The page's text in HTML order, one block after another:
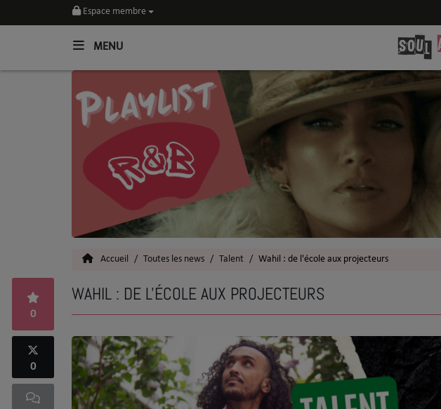
Espace membre
MENU
Toutes les News
SOUL CULTURE
Talents
Top 5
SOUL ADDICT PLAY
Flash News
Accueil Toutes les news Talent Wahil : de l'école aux projecteurs
WAHIL : DE L'ÉCOLE AUX PROJECTEURS
0
0